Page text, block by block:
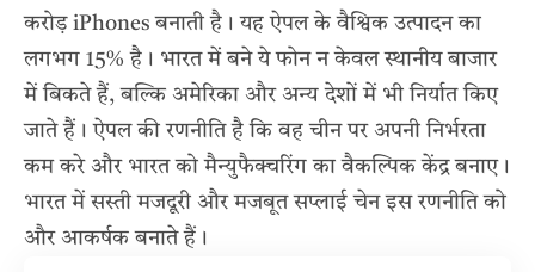
करोड़ iPhones बनाती है। यह ऐपल के वैश्विक उत्पादन का
लगभग 15% है। भारत में बने ये फोन न केवल स्थानीय बाजार
में बिकते हैं, बल्कि अमेरिका और अन्य देशों में भी निर्यात किए
जाते हैं। ऐपल की रणनीति है कि वह चीन पर अपनी निर्भरता
कम करे और भारत को मैन्युफैक्चरिंग का वैकल्पिक केंद्र बनाए।
भारत में सस्ती मजदूरी और मजबूत सप्लाई चेन इस रणनीति को
और आकर्षक बनाते हैं।